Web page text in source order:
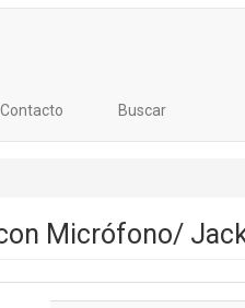
Contacto Buscar
Micrófono/